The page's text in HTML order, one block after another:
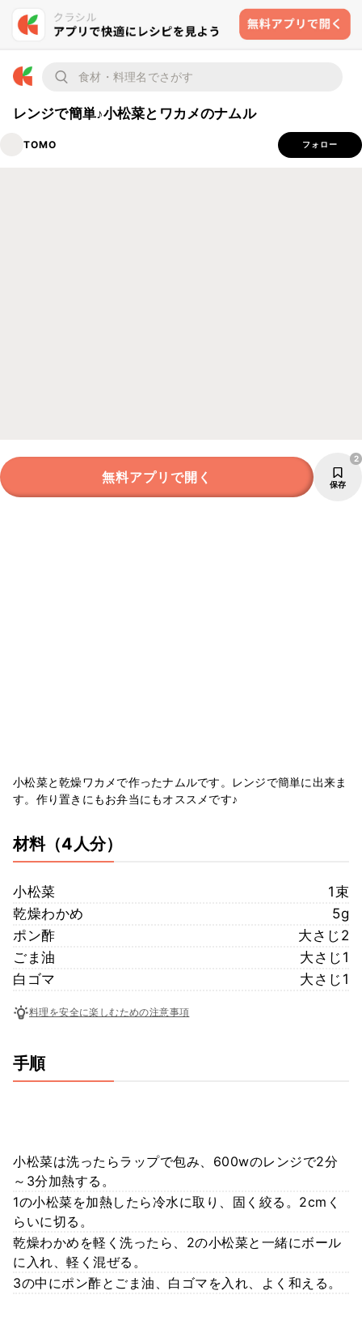
レンジで簡単♪小松菜とワカメのナムル
TOMO フォロー
無料アプリで開く 保存
2
小松菜と乾燥ワカメで作ったナムルです。レンジで簡単に出来ま
す。作り置きにもお弁当にもオススメです♪
材料（4人分）
小松菜
1束
乾燥わかめ
5g
ポン酢
大さじ2
ごま油
大さじ1
白ゴマ
大さじ1
料理を安全に楽しむための注意事項
手順
小松菜は洗ったらラップで包み、600wのレンジで2分
～3分加熱する。
1の小松菜を加熱したら冷水に取り、固く絞る。2cmく
らいに切る。
乾燥わかめを軽く洗ったら、2の小松菜と一緒にボール
に入れ、軽く混ぜる。
3の中にポン酢とごま油、白ゴマを入れ、よく和える。